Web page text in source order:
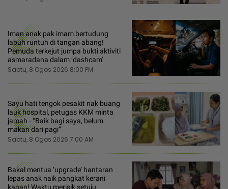
4
Iman anak pak imam bertudung
labuh runtuh di tangan abang!
Pemuda terkejut jumpa bukti aktiviti
asmaradana dalam ‘dashcam’
Sabtu, 8 Ogos 2026 8:00 PM
5
Sayu hati tengok pesakit nak buang
lauk hospital, petugas KKM minta
jamah - “Baik bagi saya, belum
makan dari pagi”
Sabtu, 8 Ogos 2026 7:00 AM
Bakal mentua ‘upgrade’ hantaran
lepas anak naik pangkat kerani
kanan! Waktu merisik setuju